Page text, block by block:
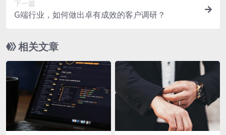
下一篇
G端行业，如何做出卓有成效的客户调研？
相关文章